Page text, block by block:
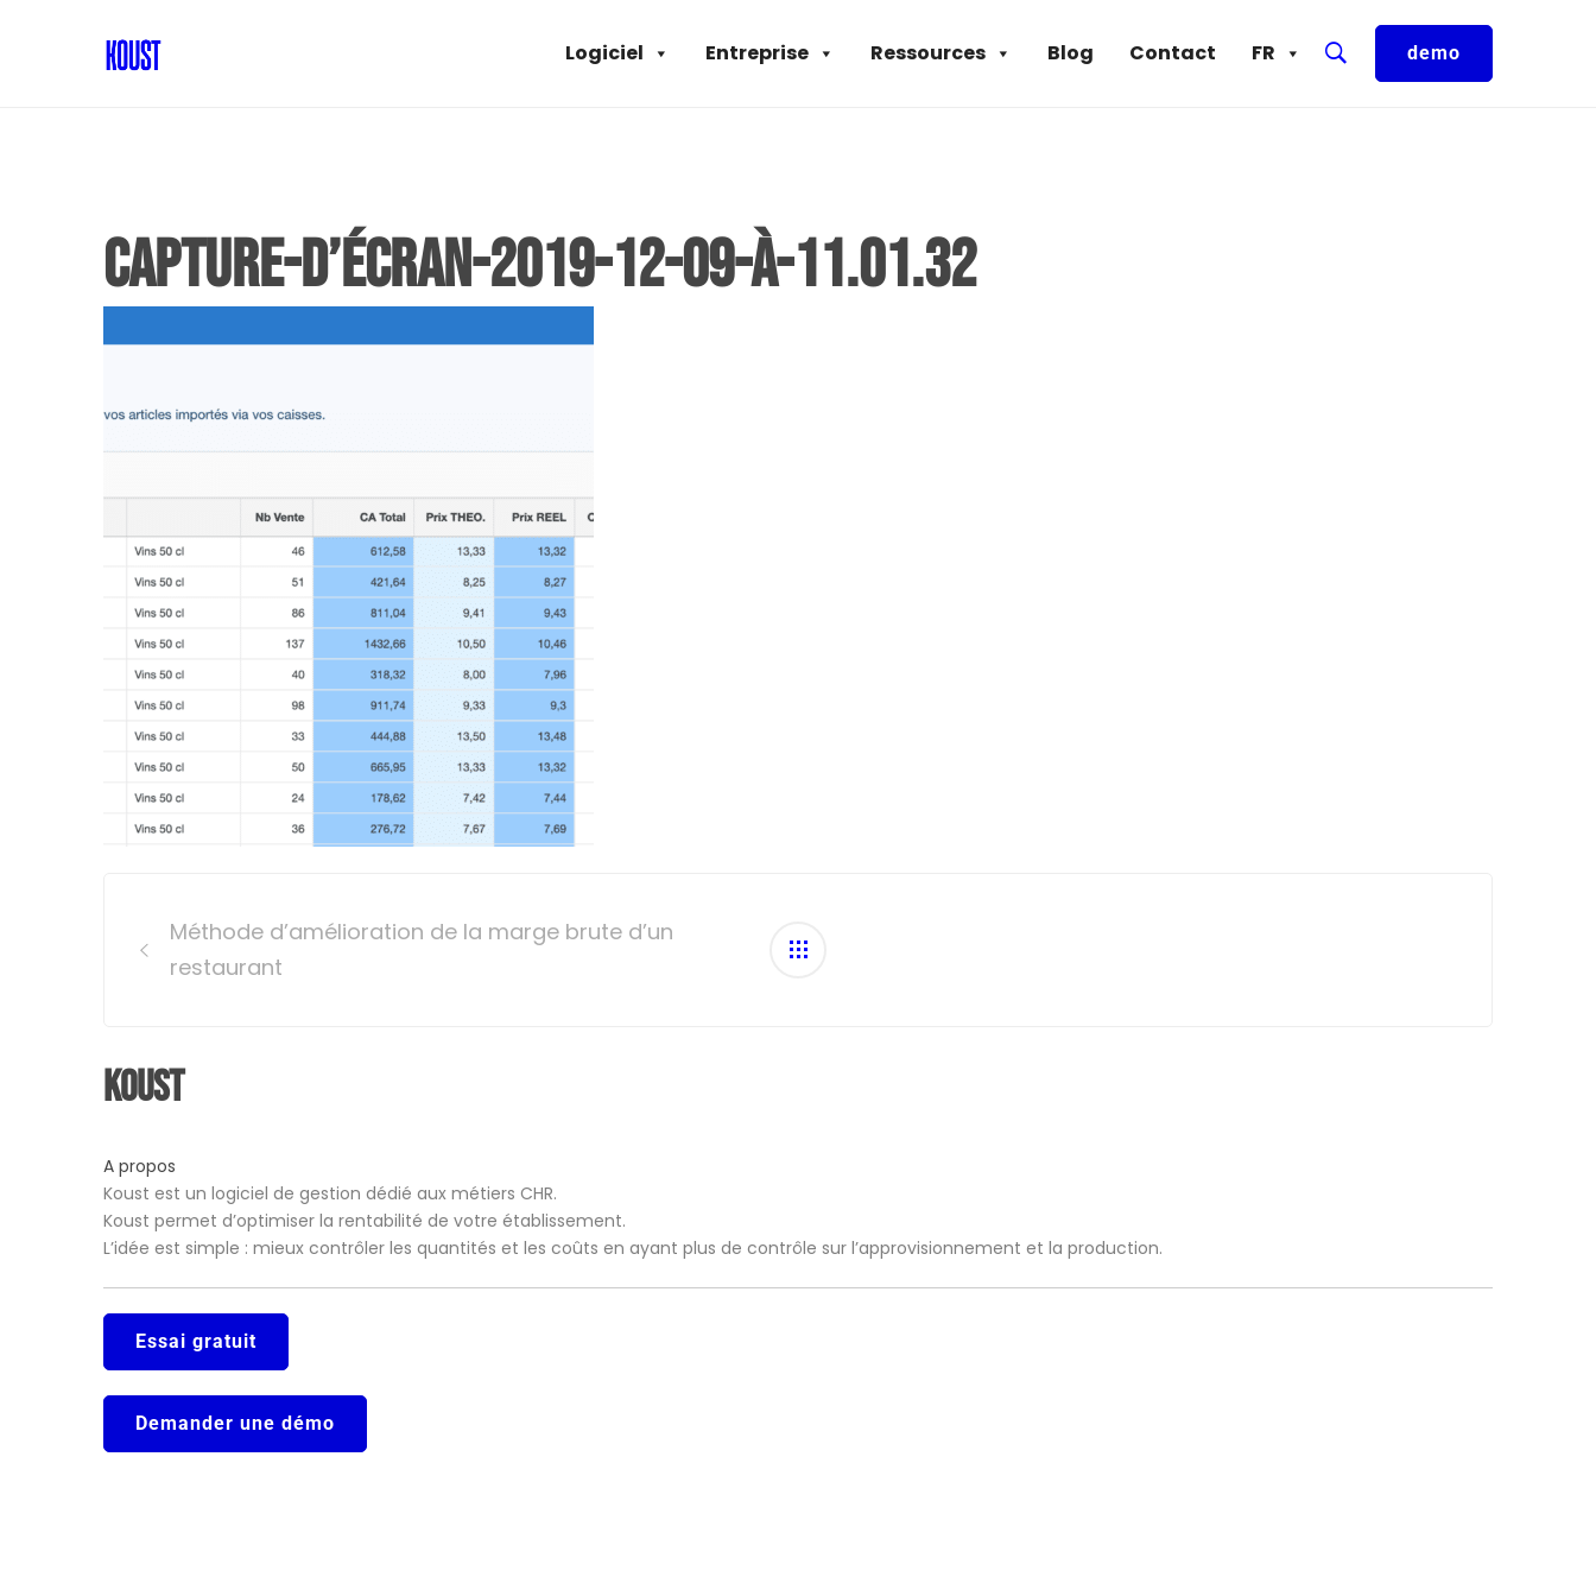
FR
Contact
Blog
Ressources
Entreprise
Logiciel demo
Capture-d’écran-2019-12-09-à-11.01.32
navigation
Méthode d’amélioration de la marge brute d’un
restaurant
Koust
A propos
Koust est un logiciel de gestion dédié aux métiers CHR.
Koust permet d’optimiser la rentabilité de votre établissement.
L’idée est simple : mieux contrôler les quantités et les coûts en ayant plus de contrôle sur l’approvisionnement et la production.
Essai gratuit
Demander une démo